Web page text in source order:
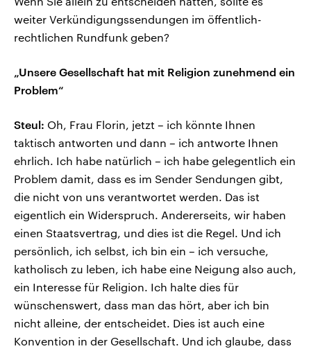
weiter Verkündigungssendungen im öffentlich-
rechtlichen Rundfunk geben?
„Unsere Gesellschaft hat mit Religion zunehmend ein
Problem“
Steul: Oh, Frau Florin, jetzt – ich könnte Ihnen
taktisch antworten und dann – ich antworte Ihnen
ehrlich. Ich habe natürlich – ich habe gelegentlich ein
Problem damit, dass es im Sender Sendungen gibt,
die nicht von uns verantwortet werden. Das ist
eigentlich ein Widerspruch. Andererseits, wir haben
einen Staatsvertrag, und dies ist die Regel. Und ich
persönlich, ich selbst, ich bin ein – ich versuche,
katholisch zu leben, ich habe eine Neigung also auch,
ein Interesse für Religion. Ich halte dies für
wünschenswert, dass man das hört, aber ich bin
nicht alleine, der entscheidet. Dies ist auch eine
Konvention in der Gesellschaft. Und ich glaube, dass